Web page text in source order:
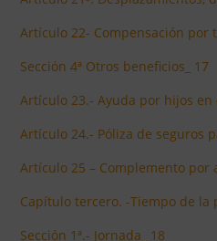
Artículo 22- Compensación por
Sección 4ª Otros beneficios_ 17
Artículo 23.- Ayuda por hijos en
Artículo 24.- Póliza de seguros
Artículo 25 – Complemento
Capítulo tercero. -Tiempo de la
Sección 1ª.- Jornada_ 18